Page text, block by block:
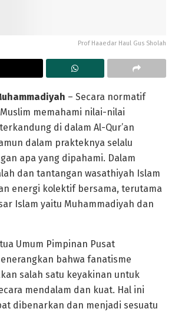
Prof Haaedar Haul Gus Sholah
– Secara normatif
memahami nilai-nilai
di dalam Al-Qur’an
dalam prakteknya selalu
apa yang dipahami. Dalam
dan tantangan wasathiyah Islam
energi kolektif bersama, terutama
Islam yaitu Muhammadiyah dan
Umum Pimpinan Pusat
bahwa fanatisme
salah satu keyakinan untuk
mendalam dan kuat. Hal ini
dibenarkan dan menjadi sesuatu